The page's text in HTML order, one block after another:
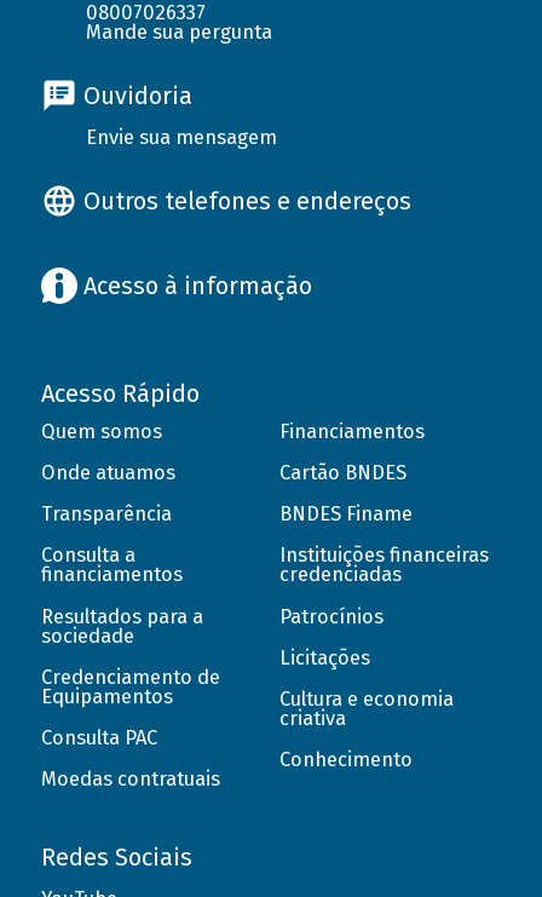
08007026337
Mande sua pergunta
Ouvidoria
Envie sua mensagem
Outros telefones e endereços
Acesso à informação
Acesso Rápido
Quem somos
Onde atuamos
Transparência
Consulta a
financiamentos
Resultados para a
sociedade
Credenciamento de
Equipamentos
Consulta PAC
Moedas contratuais
Financiamentos
Cartão BNDES
BNDES Finame
Instituições financeiras
credenciadas
Patrocínios
Licitações
Cultura e economia
criativa
Conhecimento
Redes Sociais